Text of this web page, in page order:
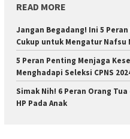
READ MORE
Jangan Begadang! Ini 5
Cukup untuk Mengatur Nafsu
5 Peran Penting Menjaga
Menghadapi Seleksi CPNS
Simak Nih! 6 Peran Orang
HP Pada Anak